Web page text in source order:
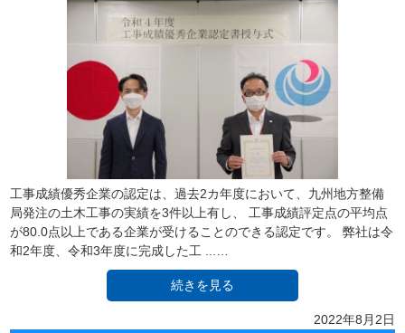
工事成績優秀企業の認定は、過去2カ年度において、九州地方整備
局発注の土木工事の実績を3件以上有し、 工事成績評定点の平均点
が80.0点以上である企業が受けることのできる認定です。 弊社は令
和2年度、令和3年度に完成した工 ...…
続きを見る
2022年8月2日